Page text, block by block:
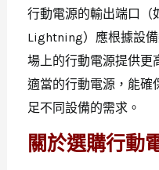
行動電源的輸出端口（
Lightning）應根據設
場上的行動電源提供更
適當的行動電源，能確
足不同設備的需求。
關於選購行動